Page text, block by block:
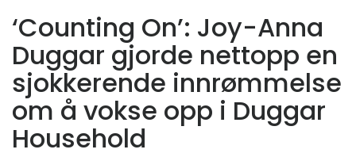
‘Counting On’: Joy-Anna
Duggar gjorde nettopp en
sjokkerende innrømmelse
om å vokse opp i Duggar
Household